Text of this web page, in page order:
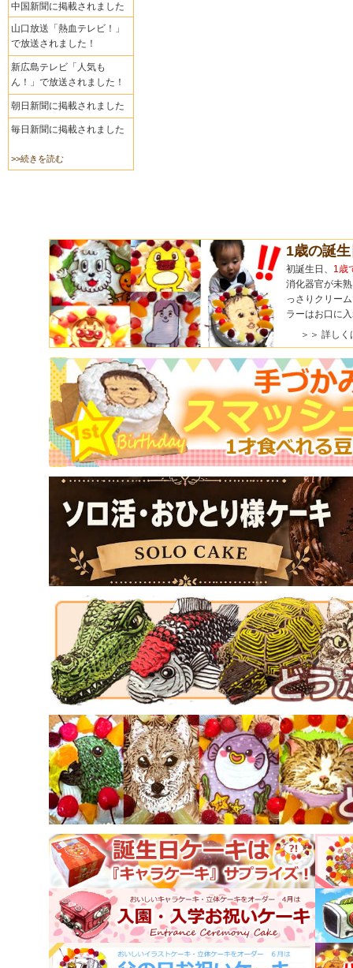
中国新聞に掲載されました
山口放送「熱血テレビ！」
で放送されました！
新広島テレビ「人気も
ん！」で放送されました！
朝日新聞に掲載されました
毎日新聞に掲載されました
>>続きを読む
1歳の誕
初誕生日、 1歳
消化器官が未
っさりクリー
ラーはお口に
＞＞ 詳しく